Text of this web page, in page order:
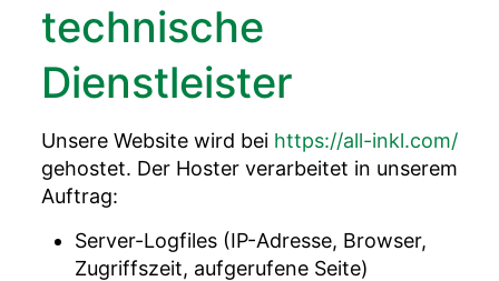
technische
Dienstleister
Unsere Website wird bei https://all-inkl.com/
gehostet. Der Hoster verarbeitet in unserem
Auftrag:
Server-Logfiles (IP-Adresse, Browser,
Zugriffszeit, aufgerufene Seite)